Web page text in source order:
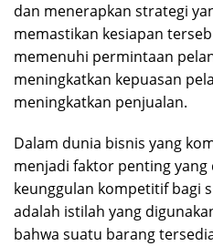
dan menerapkan strategi
memastikan kesiapan
memenuhi permintaan
meningkatkan kepuasan
meningkatkan penjualan.
Dalam dunia bisnis yang
menjadi faktor penting
keunggulan kompetitif bagi
adalah istilah yang
bahwa suatu barang